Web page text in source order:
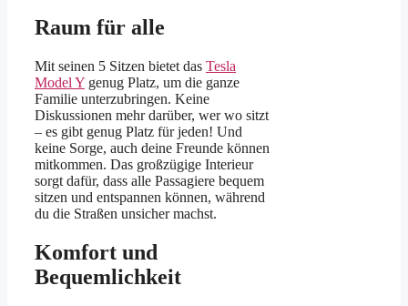
Raum für alle
Mit seinen 5 Sitzen bietet das Tesla
Model Y genug Platz, um die ganze
Familie unterzubringen. Keine
Diskussionen mehr darüber, wer wo sitzt
– es gibt genug Platz für jeden! Und
keine Sorge, auch deine Freunde können
mitkommen. Das großzügige Interieur
sorgt dafür, dass alle Passagiere bequem
sitzen und entspannen können, während
du die Straßen unsicher machst.
Komfort und
Bequemlichkeit